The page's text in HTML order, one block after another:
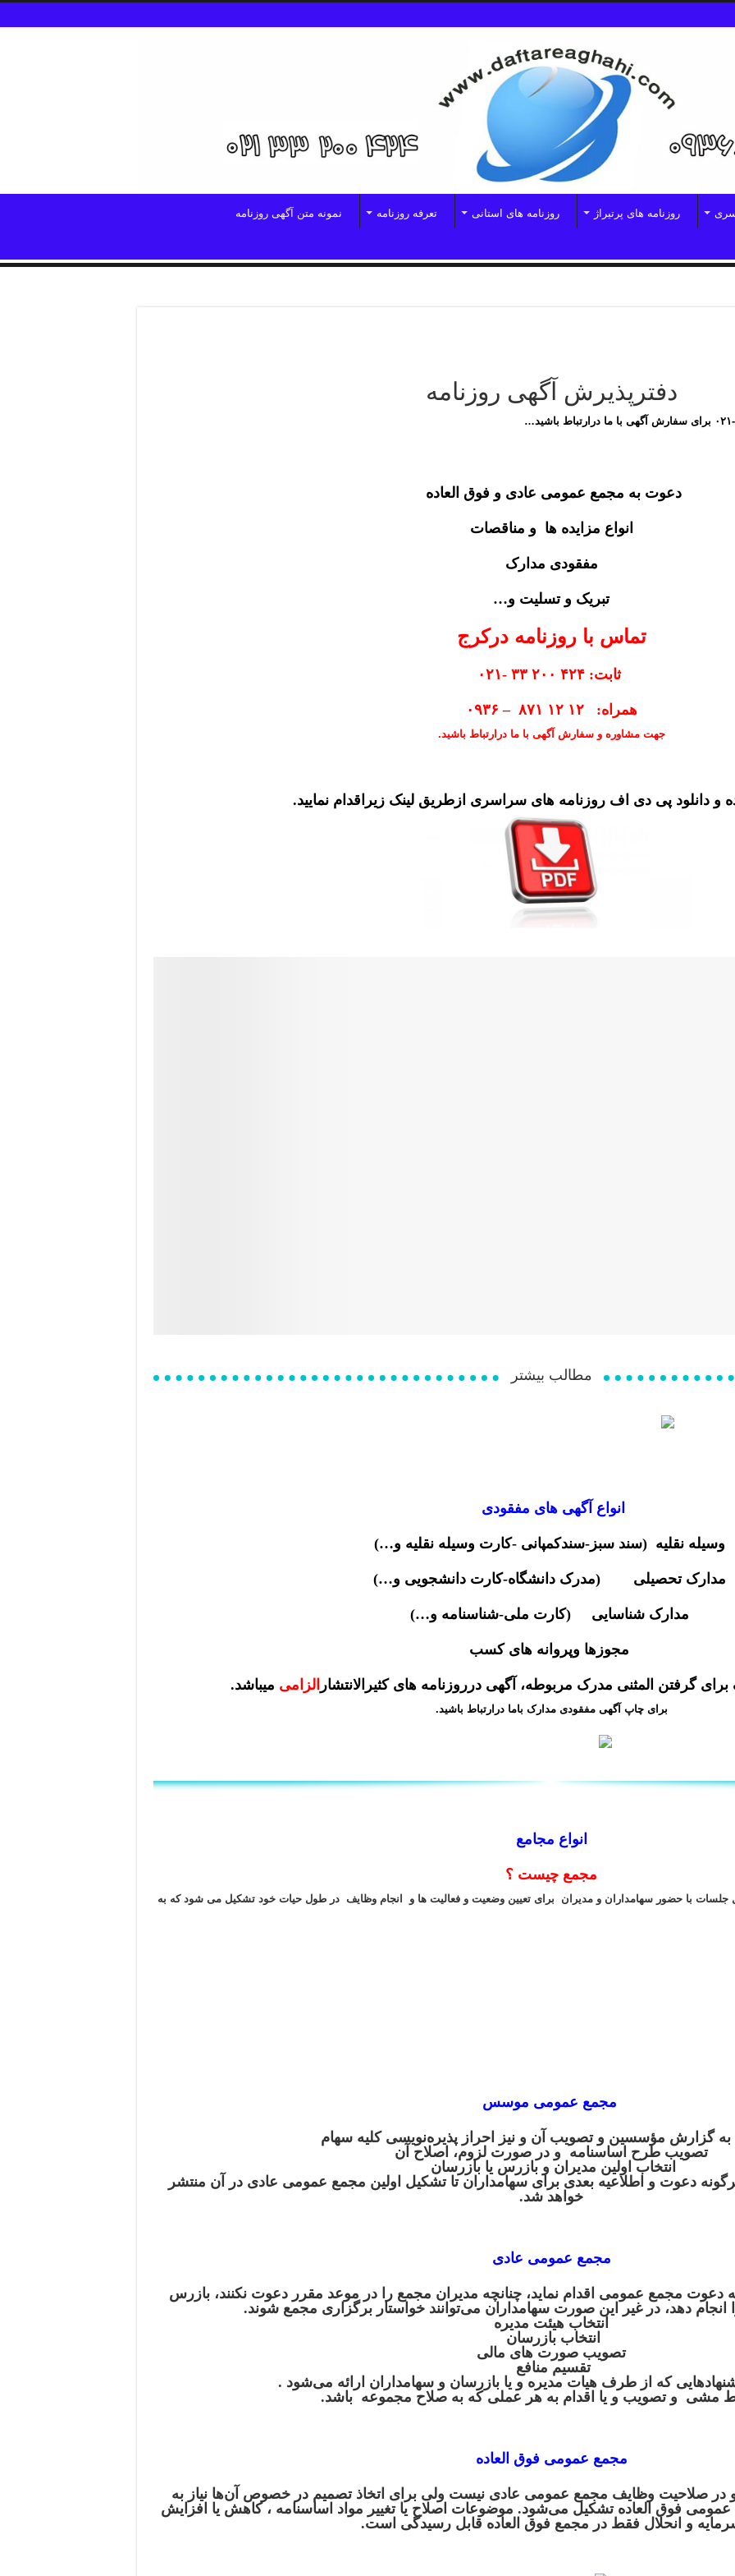
روزنامه های پرتیراژ روزنامه های استانی تعرفه روزنامه نمونه متن آگهی روزنامه
دفترپذیرش آگهی روزنامه
دعوت به مجمع عمومی عادی و فوق العاده
انواع مزایده ها و مناقصات
مفقودی مدارک
تبریک و تسلیت و…
تماس با روزنامه درکرج
ثابت: ۴۲۴ ۲۰۰ ۳۳ -۰۲۱
همراه: ۱۲ ۱۲ ۸۷۱ – ۰۹۳۶
جهت مشاوره و سفارش آگهی با ما درارتباط باشید.
و دانلود پی دی اف روزنامه های سراسری ازطریق لینک زیراقدام نمایید.
مطالب بیشتر
انواع آگهی های مفقودی
وسیله نقلیه (سند سبز-سندکمپانی -کارت وسیله نقلیه و…)
مدارک تحصیلی (مدرک دانشگاه-کارت دانشجویی و…)
مدارک شناسایی (کارت ملی-شناسنامه و…)
مجوزها وپروانه های کسب
گرفتن المثنی مدرک مربوطه، آگهی درروزنامه های کثیرالانتشار الزامی میباشد.
برای چاپ آگهی مفقودی مدارک باما درارتباط باشید.
انواع مجامع
مجمع چیست ؟
با حضور سهامداران و مدیران برای تعیین وضعیت و فعالیت ها و انجام وظایف در طول حیات خود تشکیل می شود که به
مجمع عمومی موسس
گزارش مؤسسین و تصویب آن و نیز احراز پذیره‌نویسی کلیه سهام
تصویب طرح اساسنامه و در صورت لزوم، اصلاح آن
انتخاب اولین مدیران و بازرس یا بازرسان
هرگونه دعوت و اطلاعیه بعدی برای سهامداران تا تشکیل اولین مجمع عمومی عادی در آن منتشر
خواهد شد.
مجمع عمومی عادی
مجمع عمومی اقدام نماید، چنانچه مدیران مجمع را در موعد مقرر دعوت نکنند، بازرس
انجام دهد، در غیر این صورت سهامداران می‌توانند خواستار برگزاری مجمع شوند.
انتخاب هیئت مدیره
انتخاب بازرسان
تصویب صورت های مالی
تقسیم منافع
که از طرف هیات مدیره و یا بازرسان و سهامداران ارائه می‌شود .
مشی و تصویب و یا اقدام به هر عملی که به صلاح مجموعه باشد.
مجمع عمومی فوق العاده
در صلاحیت وظایف مجمع عمومی عادی نیست ولی برای اتخاذ تصمیم در خصوص آن‌ها نیاز به
فوق العاده تشکیل می‌شود. موضوعات اصلاح یا تغییر مواد اساسنامه ، کاهش یا افزایش
و انحلال فقط در مجمع فوق العاده قابل رسیدگی است.